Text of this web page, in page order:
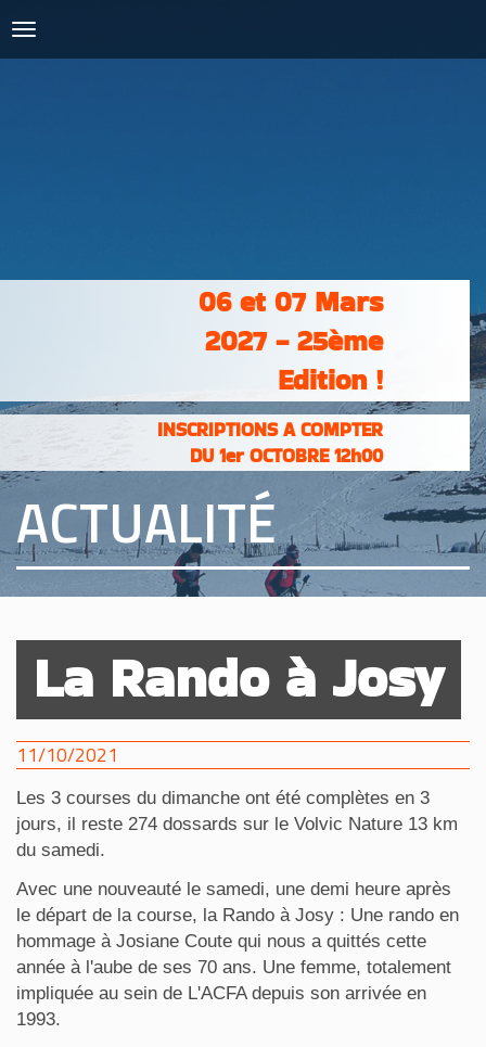
PHOTOS &
06 et 07 Mars
2027 - 25ème
Edition !
INSCRIPTIONS A COMPTER
DU 1er OCTOBRE 12h00
ACTUALITÉ
La Rando à Josy
11/10/2021
Les 3 courses du dimanche ont été complètes en 3
jours, il reste 274 dossards sur le Volvic Nature 13 km
du samedi.
Avec une nouveauté le samedi, une demi heure après
le départ de la course, la Rando à Josy : Une rando en
hommage à Josiane Coute qui nous a quittés cette
année à l'aube de ses 70 ans. Une femme, totalement
impliquée au sein de L'ACFA depuis son arrivée en
1993.